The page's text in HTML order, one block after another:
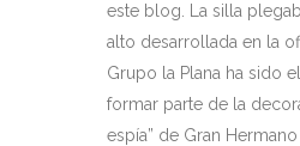
este blog. La silla
alto desarrollada en la
Grupo la Plana ha sido
formar parte de la
espía” de Gran Hermano